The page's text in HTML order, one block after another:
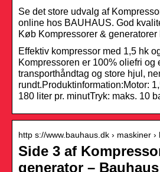
Se det store udvalg af
online hos BAUHAUS. God
Køb Kompressorer & generatorer
Effektiv kompressor med 1,5 hk
Kompressoren er 100% oliefri og
transporthåndtag og store hjul,
rundt.Produktinformation:Motor:
180 liter pr. minutTryk: maks. 10
http s://www.bauhaus.dk › maskiner
Side 3 af
generator – Bauhaus